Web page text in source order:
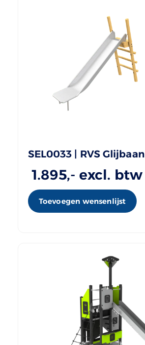
SEL0033 | RVS Glijbaan
1.895,- excl. btw
Toevoegen wensenlijst